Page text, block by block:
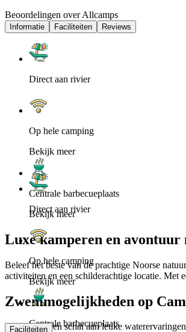
Beoordelingen over Allcamps
Informatie Faciliteiten Reviews
Direct aan rivier
Op hele camping
Bekijk meer
Centrale barbecueplaats
Bekijk meer
Luxe kamperen en avontuur
Beleef het beste van de prachtige Noorse
activiteiten en een schilderachtige locatie. Met
Zwemmogelijkheden op
Er wacht u een schat aan leuke
Direct aan rivier
Op hele camping
Bekijk meer
Centrale barbecueplaats
Faciliteiten